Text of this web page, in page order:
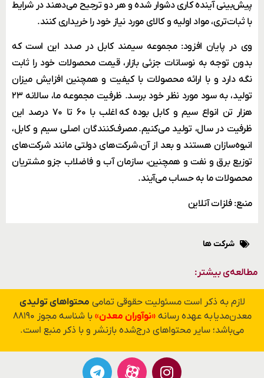
پیش‌بینی آینده کاری دشوار شده و هر دو ترجیح می‌دهند در شرایط
با ثبات‌تری، مواد اولیه و کالای مورد نیاز خود را خریداری کنند.
وی در پایان افزود: مجموعه سیمند کابل در صدد این است که
بدون توجه به نوسانات جزئی بازار، قیمت محصولات خود را ثابت
نگه ‌دارد و با ارائه محصولات با کیفیت و همچنین افزایش میزان
تولید، به سود مورد نظر خود برسد. ظرفیت مجموعه ما، سالانه ۲۳
هزار تن انواع سیم و کابل بوده که اغلب با ۶۰ تا ۷۰ درصد این
ظرفیت در سال، تولید می‌کنیم. مصرف‌کنندگان اصلی سیم و کابل،
انبوه‌سازان هستند و بعد از آن، شرکت‌های دولتی مانند شرکت‌های
توزیع برق و نفت و همچنین، سازمان آب‌ و فاضلاب جزو مشتریان
محصولات ما به حساب می‌آیند.
منبع: فلزات آنلاین
شرکت ها
مطالعه‌ی بیشتر:
لازم به ذکر است مسئولیت حقوقی تمامی محتواهای تولیدی
معدن‌مدیا به عهده رسانه«نوآوران معدن»
با شناسه مجوز ۸۸۱۹۰
می‌باشد؛ سایر محتواهای درج‌شده بازنشر و با ذکر منبع است.